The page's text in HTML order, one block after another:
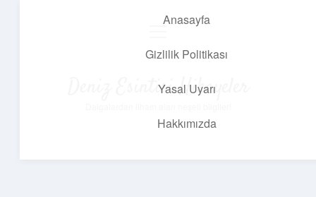
Anasayfa
Gizlilik Politikası
Yasal Uyarı
Hakkımızda
Deniz Esintisi Hikayeler